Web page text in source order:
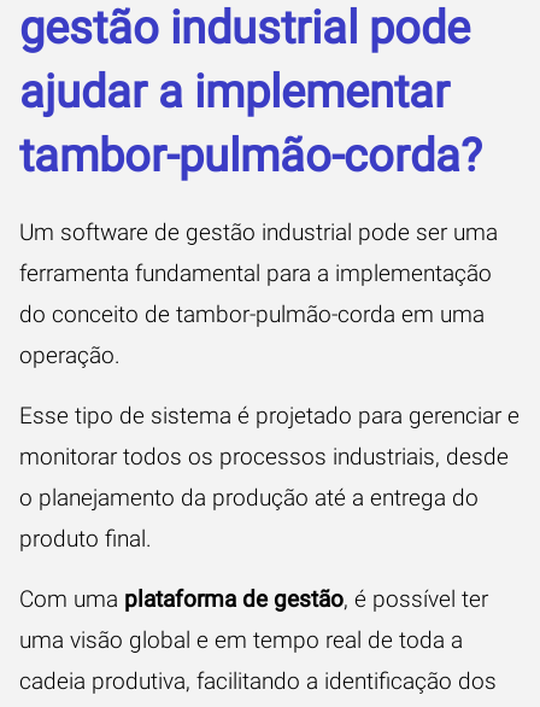
gestão industrial pode
ajudar a implementar
tambor-pulmão-corda?
Um software de gestão industrial pode ser uma
ferramenta fundamental para a implementação
do conceito de tambor-pulmão-corda em uma
operação.
Esse tipo de sistema é projetado para gerenciar e
monitorar todos os processos industriais, desde
o planejamento da produção até a entrega do
produto final.
Com uma plataforma de gestão, é possível ter
uma visão global e em tempo real de toda a
cadeia produtiva, facilitando a identificação dos